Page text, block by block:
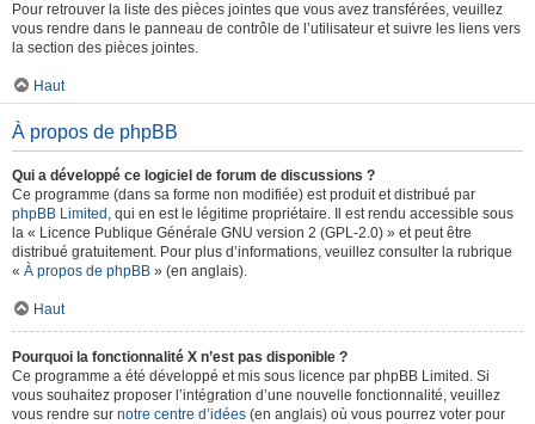
Pour retrouver la liste des pièces jointes que vous avez transférées, veuillez
vous rendre dans le panneau de contrôle de l’utilisateur et suivre les liens vers
la section des pièces jointes.
Haut
À propos de phpBB
Qui a développé ce logiciel de forum de discussions ?
Ce programme (dans sa forme non modifiée) est produit et distribué par
phpBB Limited , qui en est le légitime propriétaire. Il est rendu accessible sous
la « Licence Publique Générale GNU version 2 (GPL-2.0) » et peut être
distribué gratuitement. Pour plus d’informations, veuillez consulter la rubrique
« À propos de phpBB » (en anglais).
Haut
Pourquoi la fonctionnalité X n’est pas disponible ?
Ce programme a été développé et mis sous licence par phpBB Limited. Si
vous souhaitez proposer l’intégration d’une nouvelle fonctionnalité, veuillez
vous rendre sur notre centre d’idées (en anglais) où vous pourrez voter pour